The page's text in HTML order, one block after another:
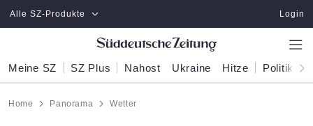
Zum Hauptinhalt springen
Alle SZ-Produkte Login
Meine SZ SZ Plus Nahost Ukraine Hitze Politik
Home Panorama Wetter